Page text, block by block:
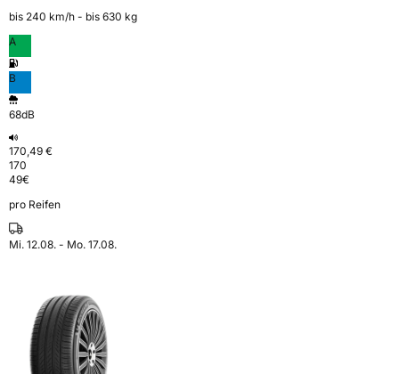
bis 240 km⁠/⁠h - bis 630 kg
A
B
68dB
170,49 €
170
49€
pro Reifen
Mi. 12.08. - Mo. 17.08.